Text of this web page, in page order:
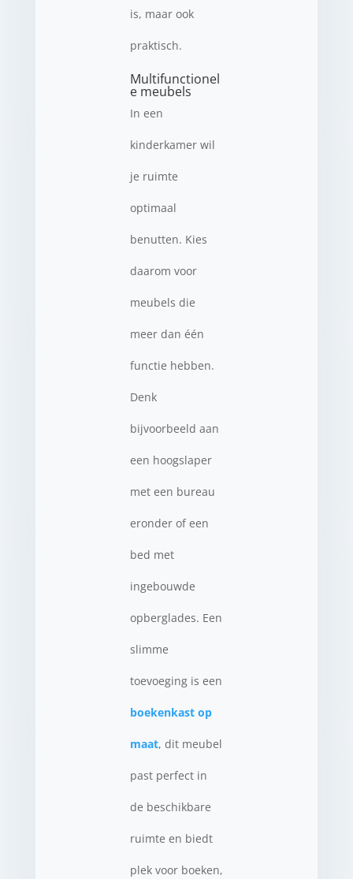
is, maar ook
praktisch.
Multifunctionel
e meubels
In een
kinderkamer wil
je ruimte
optimaal
benutten. Kies
daarom voor
meubels die
meer dan één
functie hebben.
Denk
bijvoorbeeld aan
een hoogslaper
met een bureau
eronder of een
bed met
ingebouwde
opberglades. Een
slimme
toevoeging is een
boekenkast op
maat, dit meubel
past perfect in
de beschikbare
ruimte en biedt
plek voor boeken,